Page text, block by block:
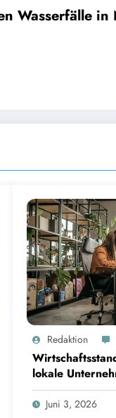
Wasserfälle
Redaktion
lokale
Hürden
Juni 3, 2026